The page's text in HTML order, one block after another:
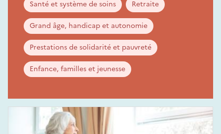
Santé et système de soins Retraite
Grand âge, handicap et autonomie
Prestations de solidarité et pauvreté
Enfance, familles et jeunesse